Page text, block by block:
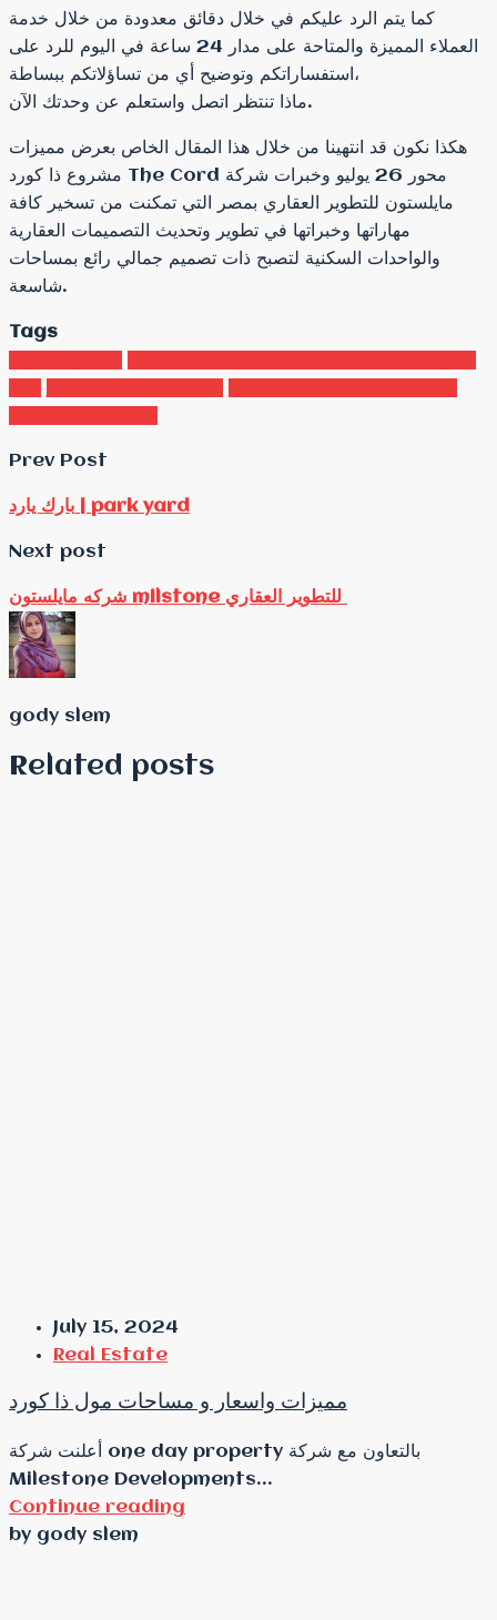
كما يتم الرد عليكم في خلال دقائق معدودة من خلال خدمة
العملاء المميزة والمتاحة على مدار 24 ساعة في اليوم للرد على
استفساراتكم وتوضيح أي من تساؤلاتكم ببساطة،
ماذا تنتظر اتصل واستعلم عن وحدتك الآن.
هكذا نكون قد انتهينا من خلال هذا المقال الخاص بعرض مميزات
مشروع ذا كورد The Cord محور 26 يوليو وخبرات شركة
مايلستون للتطوير العقاري بمصر التي تمكنت من تسخير كافة
مهاراتها وخبراتها في تطوير وتحديث التصميمات العقارية
والواحدات السكنية لتصبح ذات تصميم جمالي رائع بمساحات
شاسعة.
Tags
Prev Post
بارك يارد | park yard
Next post
gody slem
Related posts
July 15, 2024
Real Estate
مميزات واسعار و مساحات مول ذا كورد
أعلنت شركة one day property بالتعاون مع شركة
Milestone Developments...
Continue reading
by gody slem